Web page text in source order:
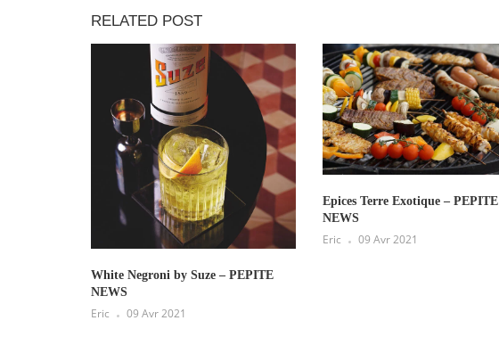
RELATED POST
White Negroni by Suze – PEPITE
NEWS
Eric 09 Avr 2021
Epices Terre Exotique – PEPITE
NEWS
Eric 09 Avr 2021